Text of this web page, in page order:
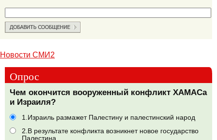
Новости СМИ2
Опрос
Чем окончится вооруженный конфликт ХАМАСа
и Израиля?
1.Израиль размажет Палестину и палестинский народ
2.В результате конфликта возникнет новое государство
Палестина